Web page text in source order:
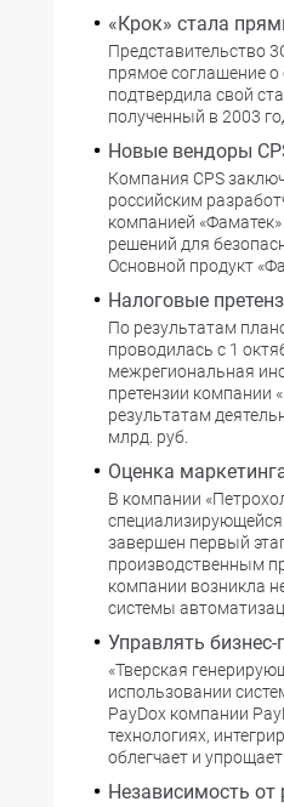
«Крок» стала
Представительство
прямое соглашение о
подтвердила свой
полученный в 2003
Новые вендоры
Компания CPS
российским
компанией
решений для
Основной продукт
Налоговые
По результатам
проводилась с 1
межрегиональная
претензии компании
результатам
млрд. руб.
Оценка
В компании
завершен первый
производственным
компании возникла
системы
Управлять
«Тверская
использовании
PayDox компании
технологиях,
облегчает и
Независимость от